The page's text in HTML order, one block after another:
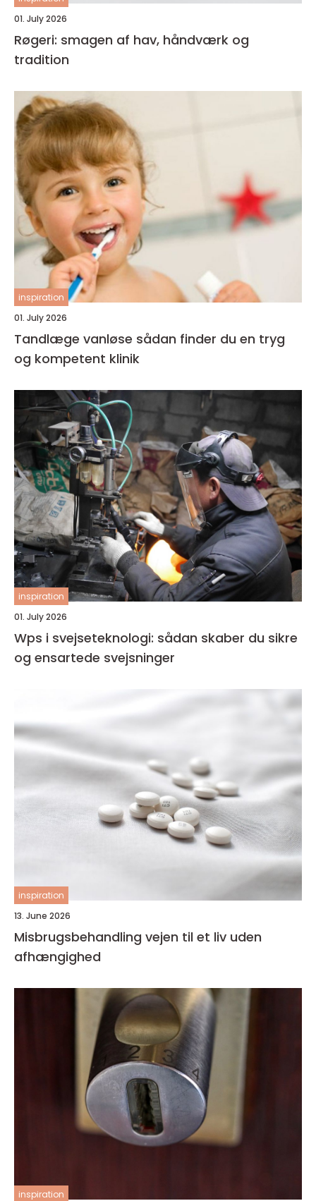
01. July 2026
Røgeri: smagen af hav, håndværk og
tradition
inspiration
01. July 2026
Tandlæge vanløse sådan finder du en tryg
og kompetent klinik
inspiration
01. July 2026
Wps i svejseteknologi: sådan skaber du sikre
og ensartede svejsninger
inspiration
13. June 2026
Misbrugsbehandling vejen til et liv uden
afhængighed
inspiration